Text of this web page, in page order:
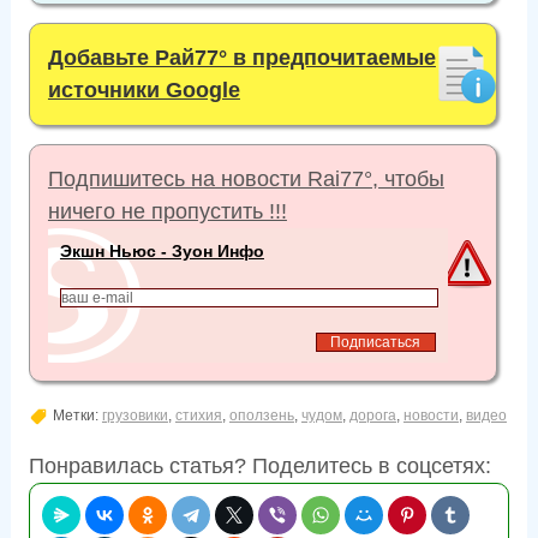
Добавьте Рай77° в предпочитаемые
источники Google
Подпишитесь на новости Rai77°, чтобы
ничего не пропустить !!!
Экшн Ньюс - Зуон Инфо
Метки: грузовики, стихия, оползень, чудом, дорога, новости, видео
Понравилась статья? Поделитесь в соцсетях: